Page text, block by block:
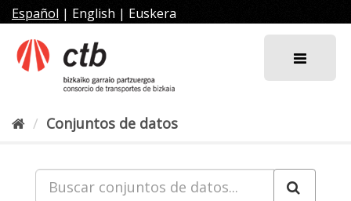
al
contenido
Español | English | Euskera
Conjuntos de datos